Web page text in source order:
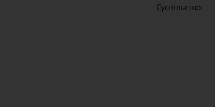
Суспільство